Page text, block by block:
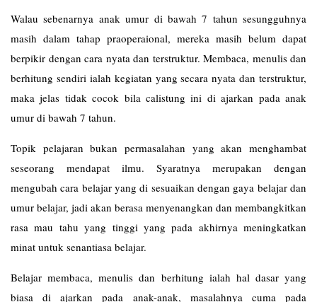
Walau sebenarnya anak umur di bawah 7 tahun sesungguhnya
masih dalam tahap praoperaional, mereka masih belum dapat
berpikir dengan cara nyata dan terstruktur. Membaca, menulis dan
berhitung sendiri ialah kegiatan yang secara nyata dan terstruktur,
maka jelas tidak cocok bila calistung ini di ajarkan pada anak
umur di bawah 7 tahun.
Topik pelajaran bukan permasalahan yang akan menghambat
seseorang mendapat ilmu. Syaratnya merupakan dengan
mengubah cara belajar yang di sesuaikan dengan gaya belajar dan
umur belajar, jadi akan berasa menyenangkan dan membangkitkan
rasa mau tahu yang tinggi yang pada akhirnya meningkatkan
minat untuk senantiasa belajar.
Belajar membaca, menulis dan berhitung ialah hal dasar yang
biasa di ajarkan pada anak-anak, masalahnya cuma pada